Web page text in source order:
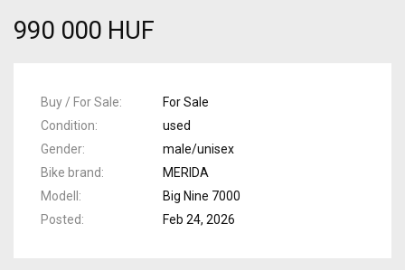
990 000 HUF
Buy / For Sale
For Sale
Condition
used
Gender
male/unisex
Bike brand
MERIDA
Modell
Big Nine 7000
Posted
Feb 24, 2026